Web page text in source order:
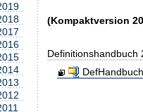
(Kompaktversion
Definitionshandbuch